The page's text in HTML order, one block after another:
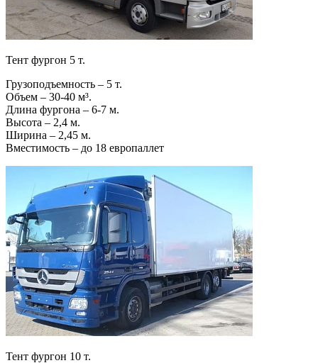
Тент фургон 5 т.
Грузоподъемность – 5 т.
Объем – 30-40 м³.
Длина фургона – 6-7 м.
Высота – 2,4 м.
Ширина – 2,45 м.
Вместимость – до 18 европаллет
Тент фургон 10 т.